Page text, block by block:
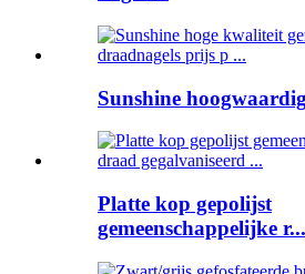
Sunshine
Platte kop gepolijst
gemeenschappelijke r...